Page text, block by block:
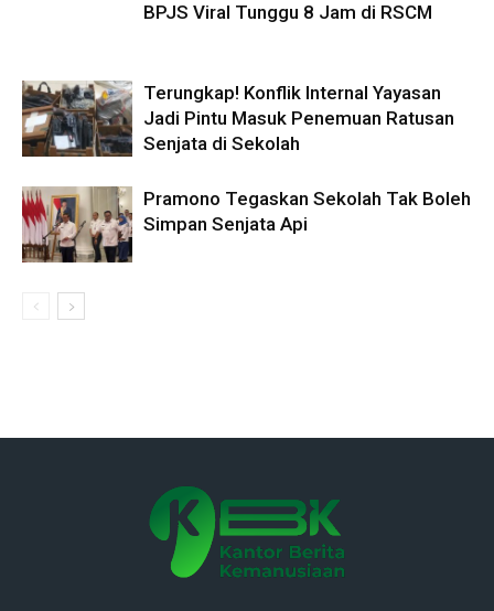
BPJS Viral Tunggu 8 Jam di RSCM
Terungkap! Konflik Internal Yayasan
Jadi Pintu Masuk Penemuan Ratusan
Senjata di Sekolah
Pramono Tegaskan Sekolah Tak Boleh
Simpan Senjata Api